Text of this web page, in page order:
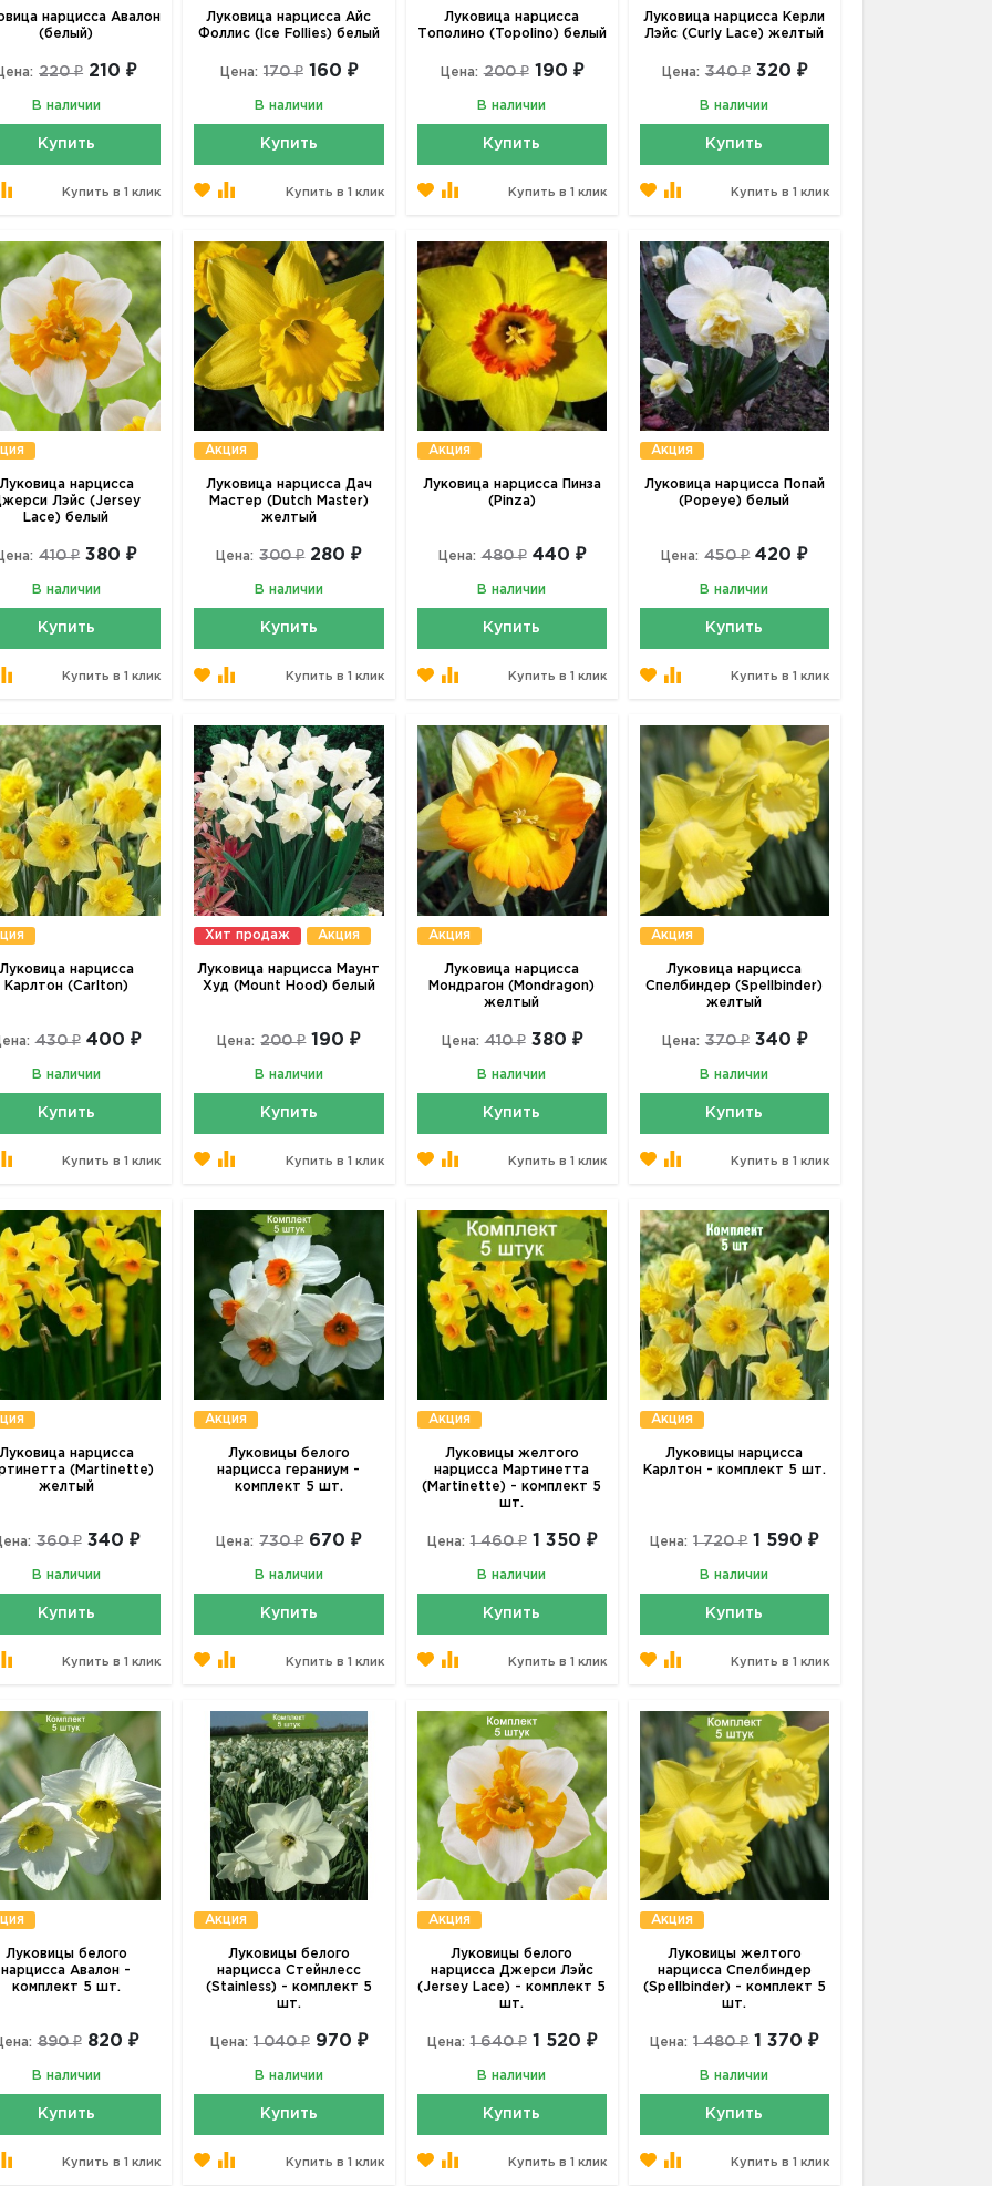
нарцисса Авалон
(белый)
220 ₽ 210 ₽
В наличии
Купить
Купить в 1 клик
Луковица нарцисса Айс
Фоллис (Ice Follies) белый
Цена: 170 ₽ 160 ₽
В наличии
Купить
Купить в 1 клик
Луковица нарцисса
Тополино (Topolino) белый
Цена: 200 ₽ 190 ₽
В наличии
Купить
Купить в 1 клик
Луковица нарцисса Керли
Лэйс (Curly Lace) желтый
Цена: 340 ₽ 320 ₽
В наличии
Купить
Купить в 1 клик
нарцисса
Лэйс (Jersey
Lace) белый
410 ₽ 380 ₽
В наличии
Купить
Купить в 1 клик
Акция
Луковица нарцисса Дач
Мастер (Dutch Master)
желтый
Цена: 300 ₽ 280 ₽
В наличии
Купить
Купить в 1 клик
Акция
Луковица нарцисса Пинза
(Pinza)
Цена: 480 ₽ 440 ₽
В наличии
Купить
Купить в 1 клик
Акция
Луковица нарцисса Попай
(Popeye) белый
Цена: 450 ₽ 420 ₽
В наличии
Купить
Купить в 1 клик
нарцисса
Карлтон (Carlton)
430 ₽ 400 ₽
В наличии
Купить
Купить в 1 клик
Хит продаж Акция
Луковица нарцисса Маунт
Худ (Mount Hood) белый
Цена: 200 ₽ 190 ₽
В наличии
Купить
Купить в 1 клик
Акция
Луковица нарцисса
Мондрагон (Mondragon)
желтый
Цена: 410 ₽ 380 ₽
В наличии
Купить
Купить в 1 клик
Акция
Луковица нарцисса
Спелбиндер (Spellbinder)
желтый
Цена: 370 ₽ 340 ₽
В наличии
Купить
Купить в 1 клик
нарцисса
(Martinette)
желтый
360 ₽ 340 ₽
В наличии
Купить
Купить в 1 клик
Акция
Луковицы белого
нарцисса гераниум -
комплект 5 шт.
Цена: 730 ₽ 670 ₽
В наличии
Купить
Купить в 1 клик
Акция
Луковицы желтого
нарцисса Мартинетта
(Martinette) - комплект 5
шт.
Цена: 1 460 ₽ 1 350 ₽
В наличии
Купить
Купить в 1 клик
Акция
Луковицы нарцисса
Карлтон - комплект 5 шт.
Цена: 1 720 ₽ 1 590 ₽
В наличии
Купить
Купить в 1 клик
Луковицы белого
нарцисса Авалон -
комплект 5 шт.
890 ₽ 820 ₽
В наличии
Купить
Купить в 1 клик
Акция
Луковицы белого
нарцисса Стейнлесс
(Stainless) - комплект 5
шт.
Цена: 1 040 ₽ 970 ₽
В наличии
Купить
Купить в 1 клик
Акция
Луковицы белого
нарцисса Джерси Лэйс
(Jersey Lace) - комплект 5
шт.
Цена: 1 640 ₽ 1 520 ₽
В наличии
Купить
Купить в 1 клик
Акция
Луковицы желтого
нарцисса Спелбиндер
(Spellbinder) - комплект 5
шт.
Цена: 1 480 ₽ 1 370 ₽
В наличии
Купить
Купить в 1 клик